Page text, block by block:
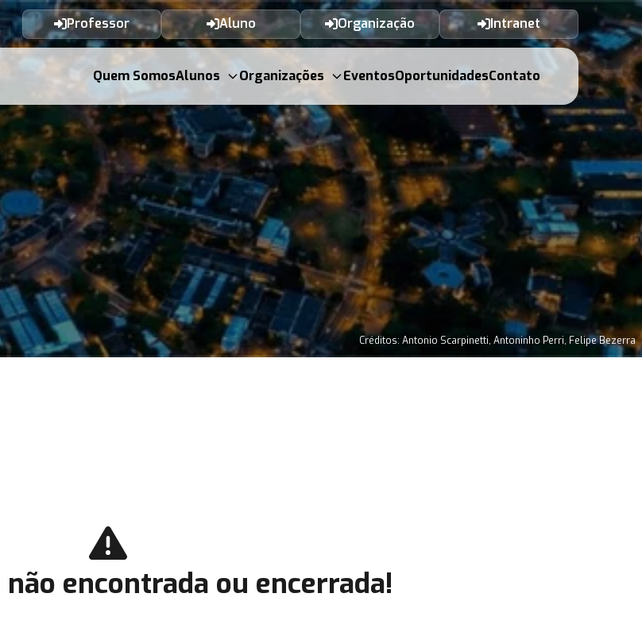
Professor Aluno Organização Intranet
Quem SomosAlunos Organizações EventosOportunidadesContato
Créditos: Antonio Scarpinetti, Antoninho Perri, Felipe Bezerra
encontrada ou encerrada!